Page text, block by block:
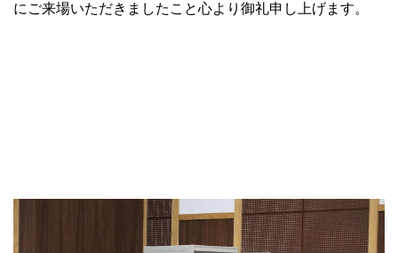
にご来場いただきましたこと心より御礼申し上げます。